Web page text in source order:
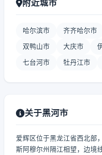
附近城市
哈尔滨市 齐齐哈尔市
双鸭山市 大庆市
七台河市 牡丹江市
关于黑河市
爱辉区位于黑龙江省西北部
斯阿穆尔州隔江相望，边境